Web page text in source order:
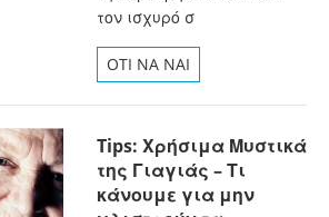
τον ισχυρό σ
OTI NA NAI
Tips: Χρήσιμα Μυστικά
της Γιαγιάς – Τι
κάνουμε για μην